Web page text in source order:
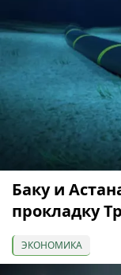
Баку и
прокладку
ЭКОНОМИКА